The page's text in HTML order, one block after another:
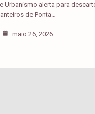
Urbanismo alerta para
de Ponta…
maio 26, 2026